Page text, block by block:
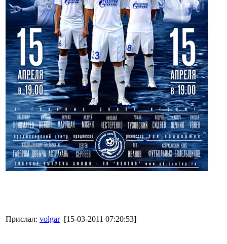
Прислал: volgar [15-03-2011 07:20:53]